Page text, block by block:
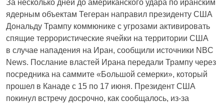
За несколько дней до американского удара по иранским
ядерным объектам Тегеран направил президенту США
Дональду Трампу коммюнике с угрозами активировать
спящие террористические ячейки на территории США
в случае нападения на Иран, сообщили источники NBC
News. Послание властей Ирана передали Трампу через
посредника на саммите «Большой семерки», который
прошел в Канаде с 15 по 17 июня. Президент США
покинул встречу досрочно, как сообщалось, из-за